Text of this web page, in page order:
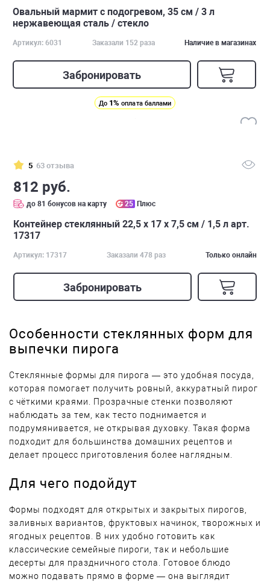
Овальный мармит с подогревом, 35 см / 3 л
нержавеющая сталь / стекло
Артикул: 6031 Заказали 152 раза Наличие в магазинах
Забронировать
До 1% оплата баллами
5 63 отзыва
812 руб.
до 81 бонусов на карту 25 Плюс
Контейнер стеклянный 22,5 х 17 х 7,5 см / 1,5 л арт.
17317
Артикул: 17317 Заказали 478 раз Только онлайн
Забронировать
Особенности стеклянных форм для
выпечки пирога
Стеклянные формы для пирога — это удобная посуда,
которая помогает получить ровный, аккуратный пирог
с чёткими краями. Прозрачные стенки позволяют
наблюдать за тем, как тесто поднимается и
подрумянивается, не открывая духовку. Такая форма
подходит для большинства домашних рецептов и
делает процесс приготовления более наглядным.
Для чего подойдут
Формы подходят для открытых и закрытых пирогов,
заливных вариантов, фруктовых начинок, творожных и
ягодных рецептов. В них удобно готовить как
классические семейные пироги, так и небольшие
десерты для праздничного стола. Готовое блюдо
можно подавать прямо в форме — она выглядит